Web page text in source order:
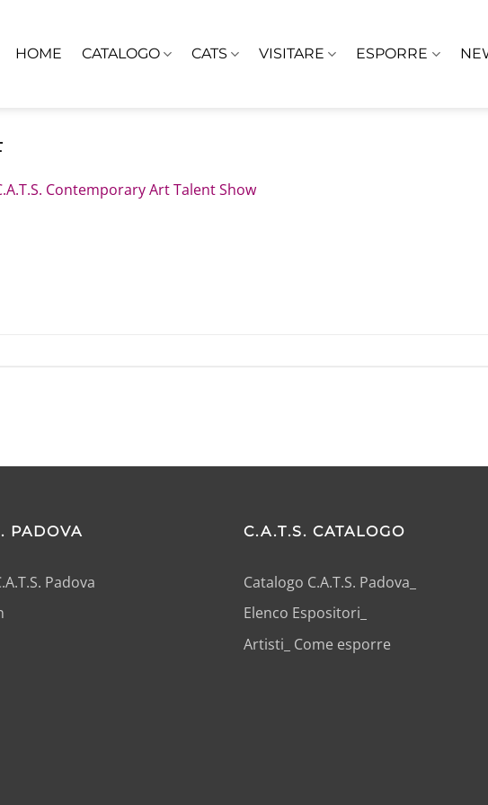
HOME CATALOGO CATS VISITARE ESPORRE
Contemporary Art Talent Show
PADOVA
Padova
C.A.T.S. CATALOGO
Catalogo C.A.T.S. Padova_
Elenco Espositori_
Artisti_ Come esporre